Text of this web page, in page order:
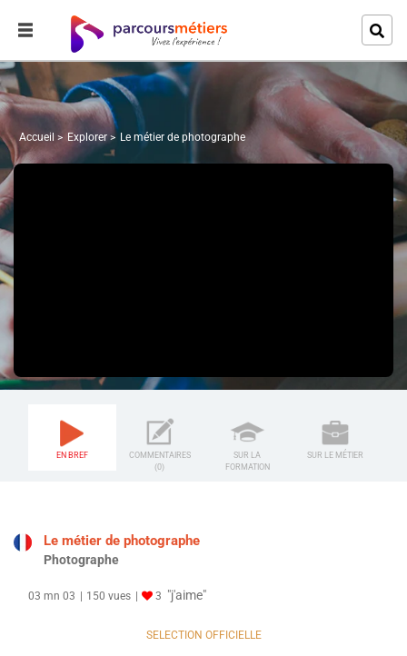
Accueil Explorer Le métier de photographe
EN BREF
COMMENTAIRES
(0)
SUR LA
FORMATION
SUR LE MÉTIER
Le métier de photographe
Photographe
03 mn 03 150 vues 3 "j'aime"
SELECTION OFFICIELLE